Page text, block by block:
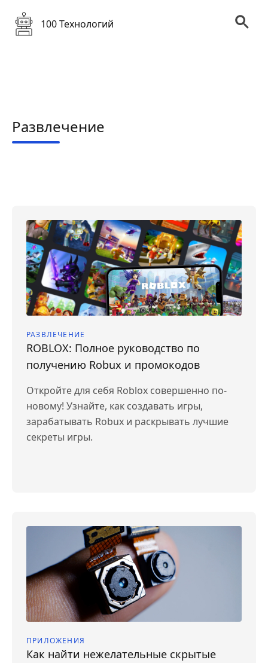
100 Технологий
Развлечение
РАЗВЛЕЧЕНИЕ
ROBLOX: Полное руководство по
получению Robux и промокодов
Откройте для себя Roblox совершенно по-
новому! Узнайте, как создавать игры,
зарабатывать Robux и раскрывать лучшие
секреты игры.
ПРИЛОЖЕНИЯ
Как найти нежелательные скрытые